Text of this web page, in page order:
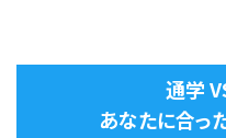
通学
あなたに合っ